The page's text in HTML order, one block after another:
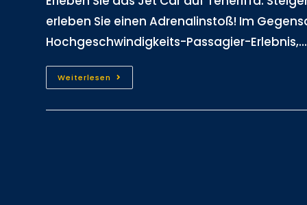
erleben Sie einen Adrenalinstoß! Im
Hochgeschwindigkeits-Passagier-Erlebnis,...
Weiterlesen